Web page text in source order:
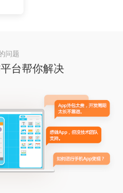
问题
台帮你解决